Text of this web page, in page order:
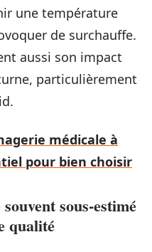
une température
de surchauffe.
aussi son impact
particulièrement
médicale à
pour bien choisir
sous-estimé
qualité